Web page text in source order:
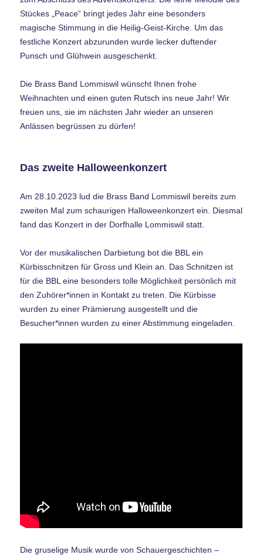
Stückes „Peace“ bringt jedes Jahr eine besonders
magische Stimmung in die Heilig-Geist-Kirche. Um das
festliche Konzert abzurunden wurde lecker duftender
Punsch und Glühwein ausgeschenkt.
Die Brass Band Lommiswil wünscht Ihnen frohe
Weihnachten und einen guten Rutsch ins neue Jahr! Wir
freuen uns, sie im nächsten Jahr wieder an unseren
Anlässen begrüssen zu dürfen!
Das zweite Halloweenkonzert
Am 28.10.2023 lud die Brass Band Lommiswil bereits zum
zweiten Mal zum schaurigen Halloweenkonzert ein. Diesmal
fand das Konzert in der Dorfhalle Lommiswil statt.
Vor der musikalischen Darbietung bot die BBL ein
Kürbisschnitzen für Gross und Klein an. Das Schnitzen ist
für die BBL eine besonders tolle Möglichkeit persönlich mit
den Zuhörer*innen in Kontakt zu treten. Die Kürbisse
wurden zu einer Prämierung ausgestellt und die
Besucher*innen wurden zu einer Abstimmung eingeladen.
Die gruselige Musik wurde von Schauergeschichten –